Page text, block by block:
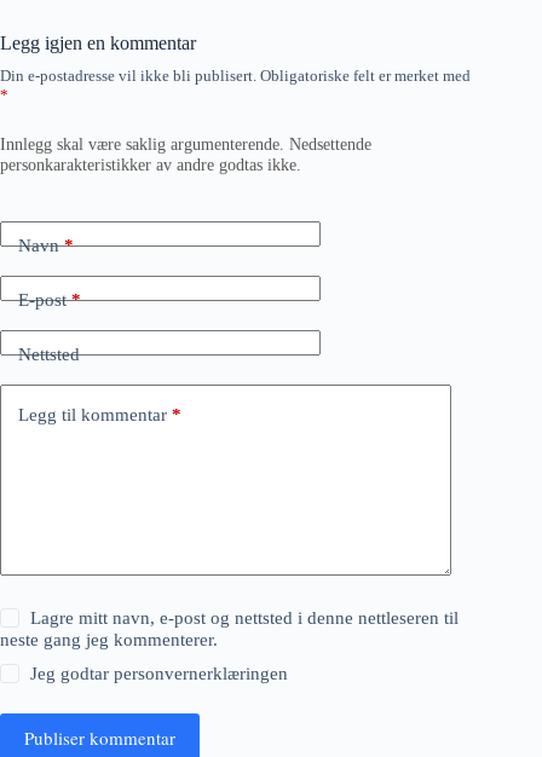
Legg igjen en kommentar
Din e-postadresse vil ikke bli publisert. Obligatoriske felt er merket med
*
Innlegg skal være saklig argumenterende. Nedsettende
personkarakteristikker av andre godtas ikke.
Navn*
E-post*
Nettsted
Legg til kommentar *
Lagre mitt navn, e-post og nettsted i denne nettleseren til
neste gang jeg kommenterer.
Jeg godtarpersonvernerklæringen
Publiser kommentar